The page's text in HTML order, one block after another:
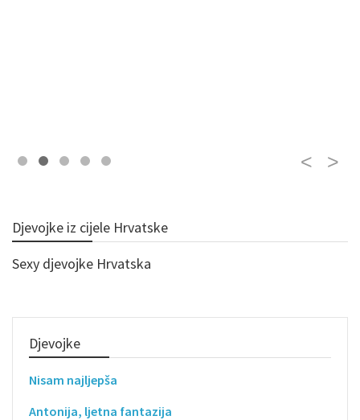
Djevojke iz cijele Hrvatske
Sexy djevojke Hrvatska
Djevojke
Nisam najljepša
Antonija, ljetna fantazija